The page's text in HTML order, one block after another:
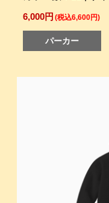
6,000円 (税込6,600円)
パーカー